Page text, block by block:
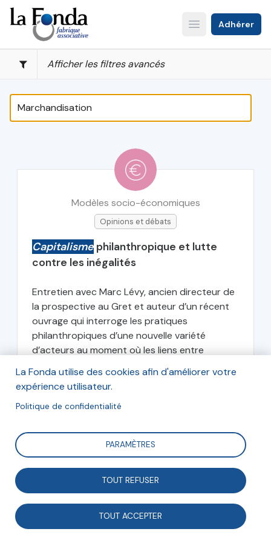
Aller
au
contenu
principal
Open main menu
Adhérer
Afficher les filtres avancés
Modèles socio-économiques
Opinions et débats
Capitalisme philanthropique et lutte
contre les inégalités
Entretien avec Marc Lévy, ancien directeur de
la prospective au Gret et auteur d’un récent
ouvrage qui interroge les pratiques
philanthropiques d’une nouvelle variété
d’acteurs au moment où les liens entre
Essayiste, ancien directeur de prospective
décembre 2018
La Fonda utilise des cookies afin d'améliorer votre
expérience utilisateur.
Politique de confidentialité
PARAMÈTRES
TOUT REFUSER
TOUT ACCEPTER